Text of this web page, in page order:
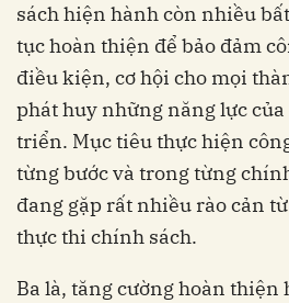
sách hiện hành còn nhiều
tục hoàn thiện để bảo đảm
điều kiện, cơ hội cho mọi
phát huy những năng lực
triển. Mục tiêu thực hiện
từng bước và trong từng
đang gặp rất nhiều rào cản
thực thi chính sách.
Ba là, tăng cường hoàn thiện